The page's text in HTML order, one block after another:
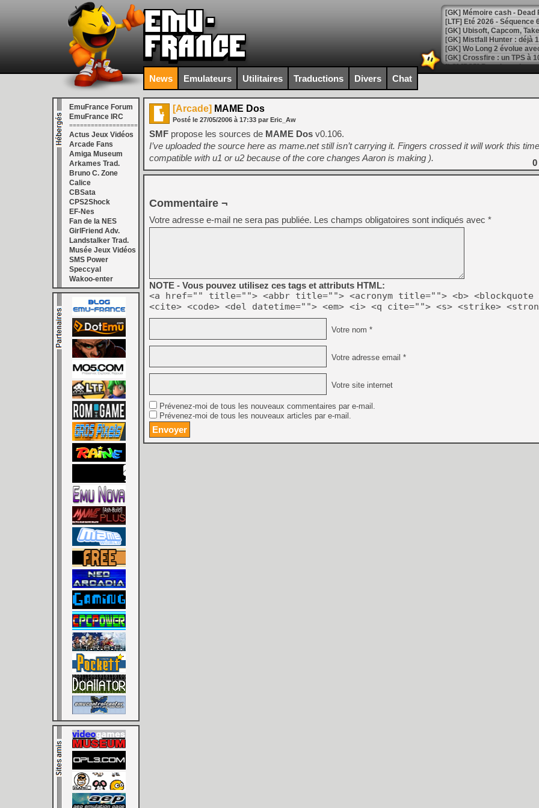
[LTF] Eté 2026 - Séquence
[GK] Mistfall Hunter : déjà
[GK] Wo Long 2 évolue
[GK] Crossfire : un TPS à
[LS] [PS5] Premiers
[Mo5] DOOM arrive en
[GK] Bethesda fête les 30
[GK] Roblox : l'action en
[GK] Agenda - GeForce
[LS] [PS5] ps5-y2jb-
[GK] Pourquoi Marvel
[GK] Test : Restory : Chill
[GK] GTA 6 : Rockstar
[GK] Hot Wheels Infinite
[GK] Mémoire cash -
[GK] Résultats Nintendo :
[GK] Déjà des
[Mo5] Brickboy cherche à
[GK] Minecraft et ses «
[GK] Beast of
[GK] Ubisoft : fin de partie
[GK] Mémoire cash -
[GK] Dan Houser (GTA)
[GK] Comment EA Sports
[GK] Crimson Moon : un
[GK] Isle of Reveries : le
[GK] Moonlighter 2 : The
[GK] Capcom relance
[GK] Guillermo del Toro
News Emulateurs Utilitaires Traductions Divers Chat
EmuFrance Forum
EmuFrance IRC
===================
Actus Jeux Vidéos
Arcade Fans
Amiga Museum
Arkames Trad.
Bruno C. Zone
Calice
CBSata
CPS2Shock
EF-Nes
Fan de la NES
GirlFriend Adv.
Landstalker Trad.
Musée Jeux Vidéos
SMS Power
Speccyal
Wakoo-enter
[Arcade] MAME Dos
Posté le 27/05/2006 à 17:33 par Eric_Aw
SMF propose les sources de MAME Dos v0.106.
I’ve uploaded the source here as mame.net still isn’t carrying it. Fingers crossed it will work this
compatible with u1 or u2 because of the core changes Aaron is making ).
0
Commentaire ¬
Votre adresse e-mail ne sera pas publiée. Les champs obligatoires sont indiqués avec *
NOTE - Vous pouvez utilisez ces tags et attributs HTML:
<a href="" title=""> <abbr title=""> <acronym title=""> <b> <blockquote
<cite> <code> <del datetime=""> <em> <i> <q cite=""> <s> <strike>
Votre nom *
Votre adresse email *
Votre site internet
Prévenez-moi de tous les nouveaux commentaires par e-mail.
Prévenez-moi de tous les nouveaux articles par e-mail.